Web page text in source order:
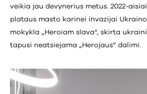
veikia jau devynerius metus. 2022-
plataus masto karinei invazijai
mokykla „Heroiam slava“, skirta
tapusi neatsiejama „Herojaus“ dalimi.